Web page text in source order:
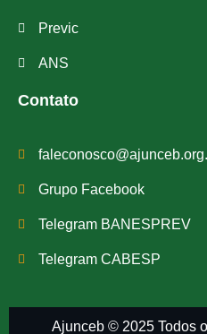
Previc
ANS
Contato
Grupo Facebook
Telegram BANESPREV
Telegram CABESP
Ajunceb © 2025 Todos